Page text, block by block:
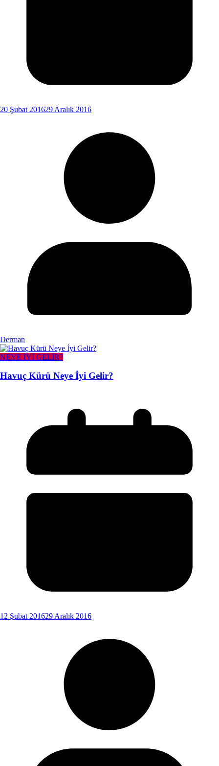
20 Şubat 201629 Aralık 2016
Derman
NEYE İYİ GELİR?
Havuç Kürü Neye İyi Gelir?
12 Şubat 201629 Aralık 2016